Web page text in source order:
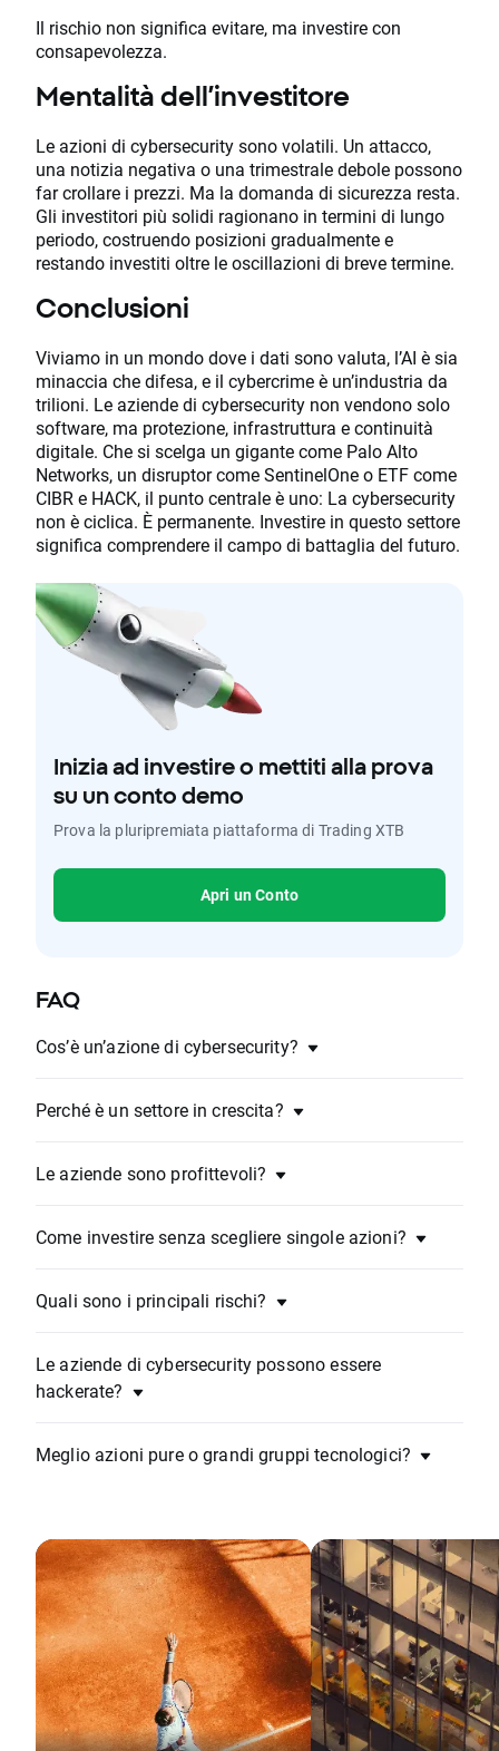
Il rischio non significa evitare, ma investire con
consapevolezza.
Mentalità dell’investitore
Le azioni di cybersecurity sono volatili. Un attacco,
una notizia negativa o una trimestrale debole possono
far crollare i prezzi. Ma la domanda di sicurezza resta.
Gli investitori più solidi ragionano in termini di lungo
periodo, costruendo posizioni gradualmente e
restando investiti oltre le oscillazioni di breve termine.
Conclusioni
Viviamo in un mondo dove i dati sono valuta, l’AI è sia
minaccia che difesa, e il cybercrime è un’industria da
trilioni. Le aziende di cybersecurity non vendono solo
software, ma protezione, infrastruttura e continuità
digitale. Che si scelga un gigante come Palo Alto
Networks, un disruptor come SentinelOne o ETF come
CIBR e HACK, il punto centrale è uno: La cybersecurity
non è ciclica. È permanente. Investire in questo settore
significa comprendere il campo di battaglia del futuro.
Inizia ad investire o mettiti alla prova
su un conto demo
Prova la pluripremiata piattaforma di Trading XTB
Apri un Conto
FAQ
Cos’è un’azione di cybersecurity?
Perché è un settore in crescita?
Le aziende sono profittevoli?
Come investire senza scegliere singole azioni?
Quali sono i principali rischi?
Le aziende di cybersecurity possono essere
hackerate?
Meglio azioni pure o grandi gruppi tecnologici?